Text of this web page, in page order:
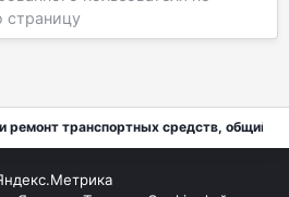
страницу
ремонт транспортных средств, общий